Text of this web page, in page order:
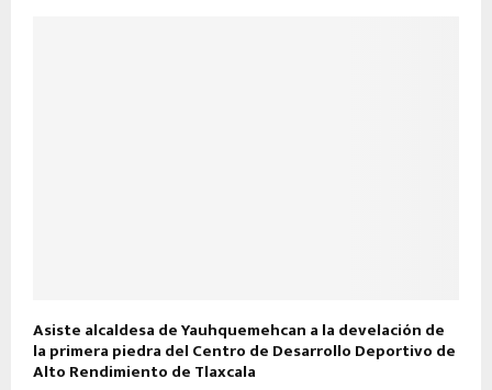
Asiste alcaldesa de Yauhquemehcan a la develación de
la primera piedra del Centro de Desarrollo Deportivo de
Alto Rendimiento de Tlaxcala